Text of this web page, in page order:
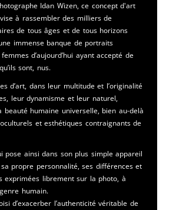
Idan Wizen, ce concept d'art
à rassembler des milliers de
de tous âges et de tous horizons
immense banque de portraits
d’aujourd’hui ayant accepté de
sont, nus.
d’art, dans leur multitude et l’originalité
leur dynamisme et leur naturel,
beauté humaine universelle, bien au-delà
et esthétiques contraignants de
pose ainsi dans son plus simple appareil
propre personnalité, ses différences et
exprimées librement sur la photo, à
humain.
d’exacerber l’authenticité véritable de